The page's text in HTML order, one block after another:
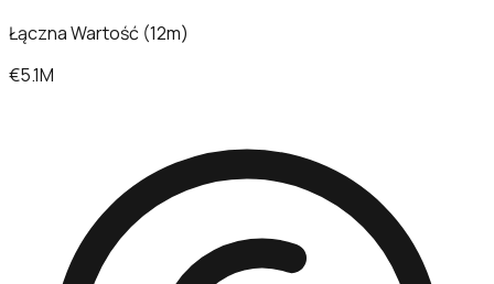
Łączna Wartość (12m)
€5.1M